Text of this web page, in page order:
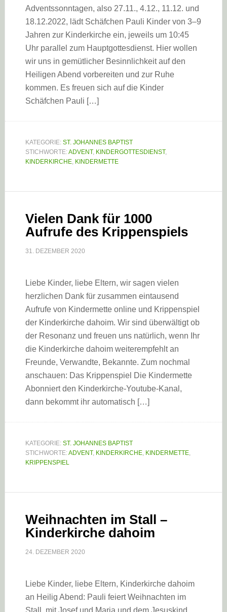
Adventssonntagen, also 27.11., 4.12., 11.12. und
18.12.2022, lädt Schäfchen Pauli Kinder von 3–9
Jahren zur Kinderkirche ein, jeweils um 10:45
Uhr parallel zum Hauptgottesdienst. Hier wollen
wir uns in gemütlicher Besinnlichkeit auf den
Heiligen Abend vorbereiten und zur Ruhe
kommen. Es freuen sich auf die Kinder
Schäfchen Pauli […]
KATEGORIE: ST. JOHANNES BAPTIST
STICHWORTE:ADVENT, KINDERGOTTESDIENST,
KINDERKIRCHE, KINDERMETTE
Vielen Dank für 1000
Aufrufe des Krippenspiels
31. DEZEMBER 2020
Liebe Kinder, liebe Eltern, wir sagen vielen
herzlichen Dank für zusammen eintausend
Aufrufe von Kindermette online und Krippenspiel
der Kinderkirche dahoim. Wir sind überwältigt ob
der Resonanz und freuen uns natürlich, wenn Ihr
die Kinderkirche dahoim weiterempfehlt an
Freunde, Verwandte, Bekannte. Zum nochmal
anschauen: Das Krippenspiel Die Kindermette
Abonniert den Kinderkirche-Youtube-Kanal,
dann bekommt ihr automatisch […]
KATEGORIE: ST. JOHANNES BAPTIST
STICHWORTE:ADVENT, KINDERKIRCHE, KINDERMETTE,
KRIPPENSPIEL
Weihnachten im Stall –
Kinderkirche dahoim
24. DEZEMBER 2020
Liebe Kinder, liebe Eltern, Kinderkirche dahoim
an Heilig Abend: Pauli feiert Weihnachten im
Stall, mit Josef und Maria und dem Jesuskind.